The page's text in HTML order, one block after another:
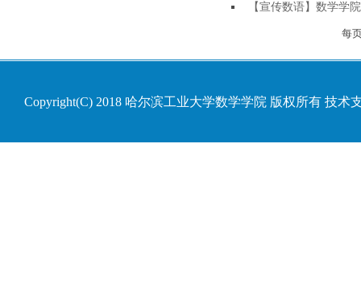
【宣传数语】数学学
每
Copyright(C) 2018 哈尔滨工业大学数学学院 版权所有 技